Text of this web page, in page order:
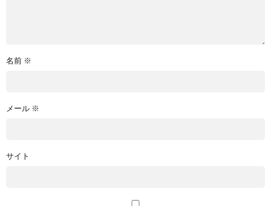
名前 ※
メール ※
サイト